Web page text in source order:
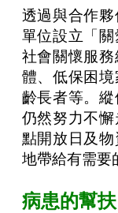
透過與合作
單位設立「
社會關懷服
體、低保困
齡長者等。
仍然努力不
點開放日及
地帶給有需要
病患的幫扶